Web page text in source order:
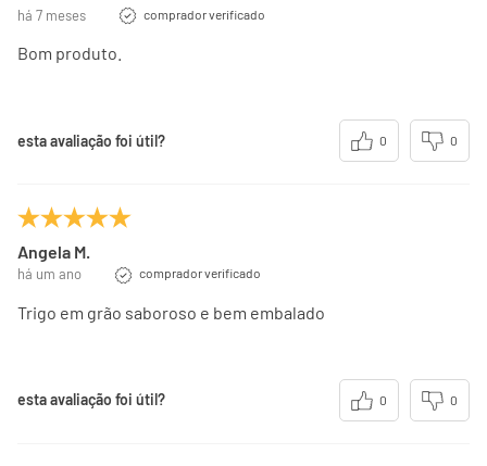
há 7 meses comprador verificado
Bom produto.
esta avaliação foi útil? 0 0
Angela M.
há um ano comprador verificado
Trigo em grão saboroso e bem embalado
esta avaliação foi útil? 0 0